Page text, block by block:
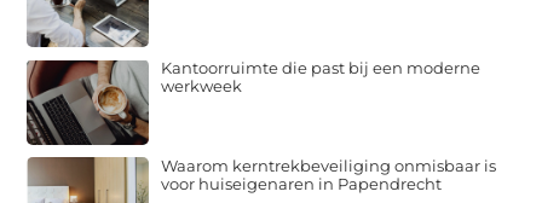
Kantoorruimte die past bij een moderne
werkweek
Waarom kerntrekbeveiliging onmisbaar is
voor huiseigenaren in Papendrecht